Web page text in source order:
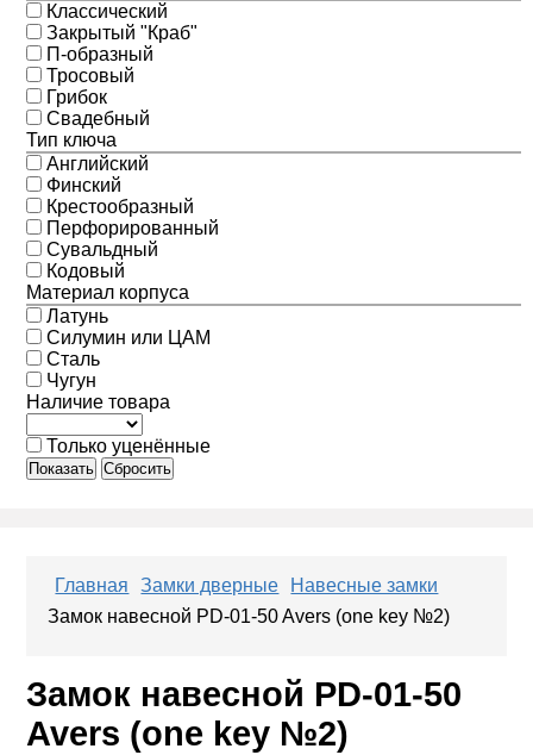
Классический
Закрытый "Краб"
П-образный
Тросовый
Грибок
Свадебный
Тип ключа
Английский
Финский
Крестообразный
Перфорированный
Сувальдный
Кодовый
Материал корпуса
Латунь
Силумин или ЦАМ
Сталь
Чугун
Наличие товара
Только уценённые
Показать Сбросить
Главная Замки дверные
Навесные замки
Замок навесной PD-01-50 Avers (one key №2)
Замок навесной PD-01-50
Avers (one key №2)